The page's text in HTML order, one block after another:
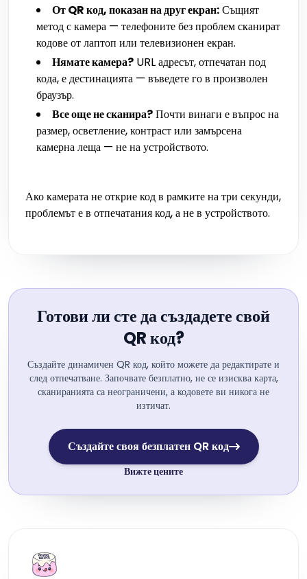
От QR код, показан на друг екран:Същият
метод с камера — телефоните без проблем сканират
кодове от лаптоп или телевизионен екран.
Нямате камера? URL адресът, отпечатан под
кода, е дестинацията — въведете го в произволен
браузър.
Все още не сканира?Почти винаги е въпрос на
размер, осветление, контраст или замърсена
камерна леща — не на устройството.
Ако камерата не открие код в рамките на три секунди,
проблемът е в отпечатания код, а не в устройството.
Готови ли сте да създадете свой
QR код?
Създайте динамичен QR код, който можете да редактирате и
след отпечатване. Започвате безплатно, не се изисква карта,
сканиранията са неограничени, а кодовете ви никога не
изтичат.
Създайте своя безплатен QR код
Вижте цените